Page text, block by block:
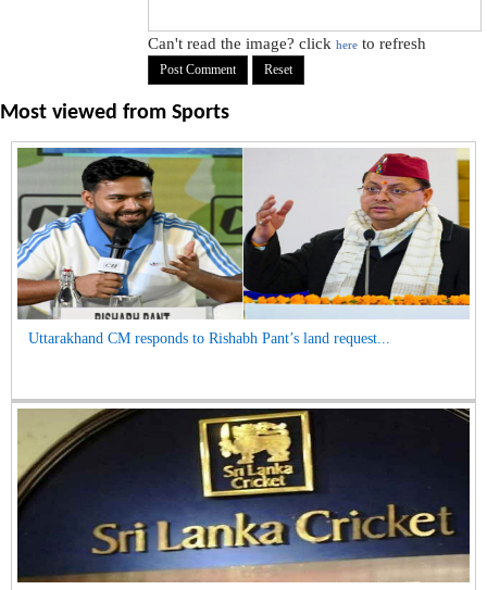
Can't read the image? clickhere to refresh
Most viewed from Sports
Uttarakhand CM responds to Rishabh Pant’s land request...